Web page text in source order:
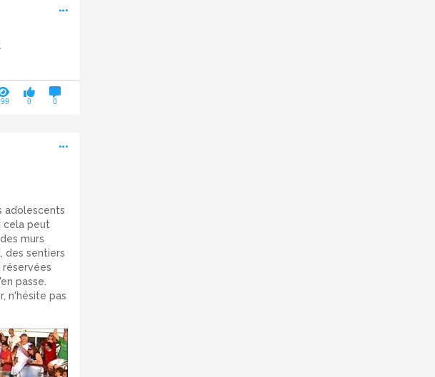
Activer menu
0 0
Activer menu
adolescents
cela peut
murs
des sentiers
passe.
n'hésite pas